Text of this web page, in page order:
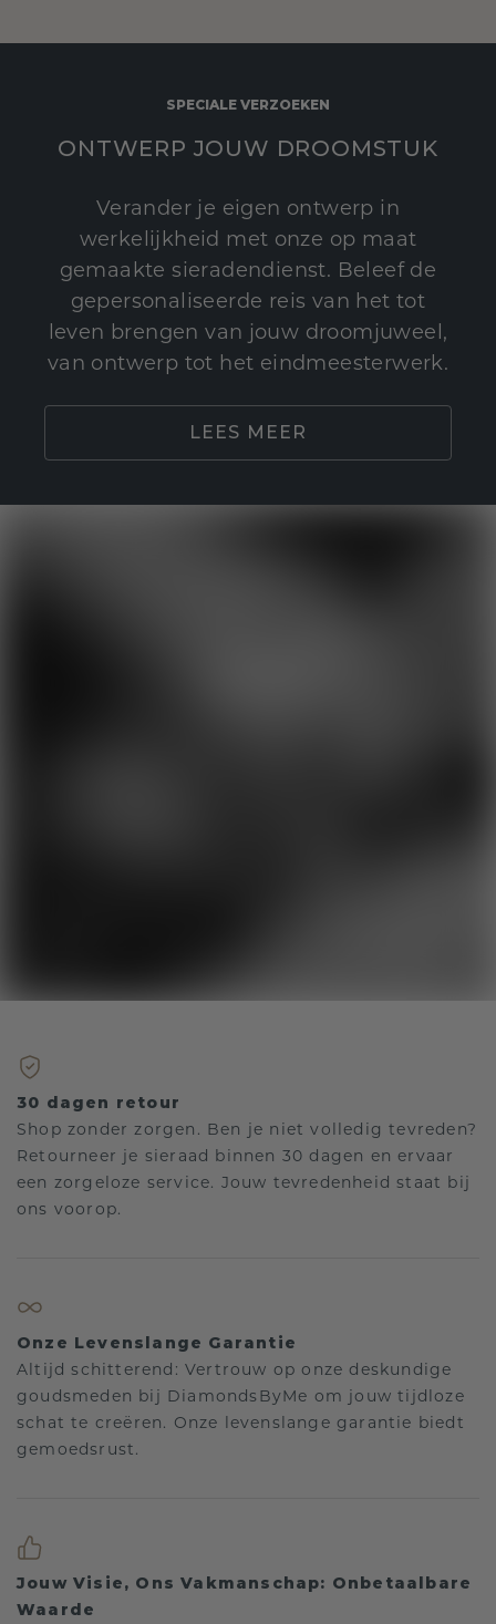
SPECIALE VERZOEKEN
ONTWERP JOUW DROOMSTUK
Verander je eigen ontwerp in
werkelijkheid met onze op maat
gemaakte sieradendienst. Beleef de
gepersonaliseerde reis van het tot
leven brengen van jouw droomjuweel,
van ontwerp tot het eindmeesterwerk.
LEES MEER
30 dagen retour
Shop zonder zorgen. Ben je niet volledig tevreden?
Retourneer je sieraad binnen 30 dagen en ervaar
een zorgeloze service. Jouw tevredenheid staat bij
ons voorop.
Onze Levenslange Garantie
Altijd schitterend: Vertrouw op onze deskundige
goudsmeden bij DiamondsByMe om jouw tijdloze
schat te creëren. Onze levenslange garantie biedt
gemoedsrust.
Jouw Visie, Ons Vakmanschap: Onbetaalbare
Waarde